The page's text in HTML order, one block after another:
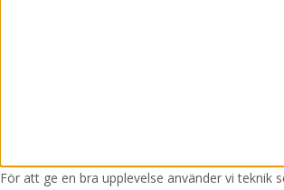
För att ge en bra upplevelse använder vi